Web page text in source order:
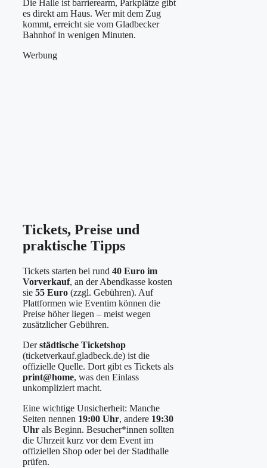
Die Halle ist barrierearm, Parkplätze gibt
es direkt am Haus. Wer mit dem Zug
kommt, erreicht sie vom Gladbecker
Bahnhof in wenigen Minuten.
Werbung
Tickets, Preise und
praktische Tipps
Tickets starten bei rund 40 Euro im
Vorverkauf, an der Abendkasse kosten
sie 55 Euro (zzgl. Gebühren). Auf
Plattformen wie Eventim können die
Preise höher liegen – meist wegen
zusätzlicher Gebühren.
Derstädtische Ticketshop
(ticketverkauf.gladbeck.de) ist die
offizielle Quelle. Dort gibt es Tickets als
print@home, was den Einlass
unkompliziert macht.
Eine wichtige Unsicherheit: Manche
Seiten nennen 19:00 Uhr, andere 19:30
Uhr als Beginn. Besucher*innen sollten
die Uhrzeit kurz vor dem Event im
offiziellen Shop oder bei der Stadthalle
prüfen.